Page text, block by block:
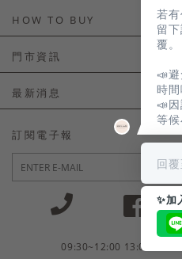
HOW TO BUY
如何購買
會員常見問題
訂單常見問題
商品售後服務
電子發票
門市資訊
門市資訊
最新消息
LINE官方會員活動
訂閱電子報
09:30~12:00
若
留
覆。
📣
時間
📣
等
回
✨加